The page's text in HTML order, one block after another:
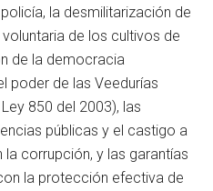
la desmilitarización de
de los cultivos de
de la democracia
poder de las Veedurías
850 del 2003), las
públicas y el castigo a
corrupción, y las garantías
la protección efectiva de